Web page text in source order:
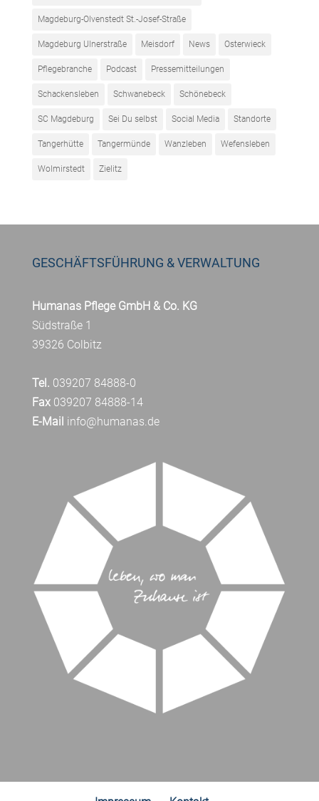
Magdeburg-Olvenstedt St.-Josef-Straße
Magdeburg Ulnerstraße Meisdorf News Osterwieck
Pflegebranche Podcast Pressemitteilungen
Schackensleben Schwanebeck Schönebeck
SC Magdeburg Sei Du selbst Social Media Standorte
Tangerhütte Tangermünde Wanzleben Wefensleben
Wolmirstedt Zielitz
GESCHÄFTSFÜHRUNG & VERWALTUNG
Humanas Pflege GmbH & Co. KG
Südstraße 1
39326 Colbitz
Tel. 039207 84888-0
Fax039207 84888-14
E-Mail info@humanas.de